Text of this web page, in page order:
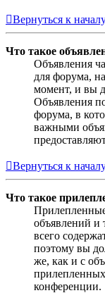
Вернуться к
Что такое
Объявления
для форума,
момент, и вы
Объявления
форума, в
важными
Вернуться к
Что такое
объявлений и
всего
поэтому вы
же, как и с
конференции.